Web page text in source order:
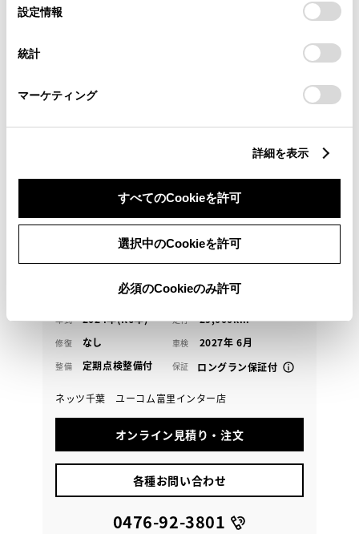
デバイスにすべてのCookie(クッキー)が保存されることに同
意したことになります。Cookie(クッキー)のオプトアウト、
設定の変更、同意を撤回したりするにあたっては、当社の
「Cookie（クッキー）情報の取り扱いについて
」をご覧くだ
設定情報
統計
マーケティング
詳細を表示
すべてのCookieを許可
選択中のCookieを許可
必須のCookieのみ許可
こちらの物件は千葉県内の方で当社での無料１か月点
ます
322 万円
年式 2024年(R6年) 走行 29,000km
修復 なし 車検 2027年 6月
整備 定期点検整備付 保証 ロングラン保証付
ネッツ千葉 ユーコム富里インター店
オンライン見積り・注文
各種お問い合わせ
0476-92-3801